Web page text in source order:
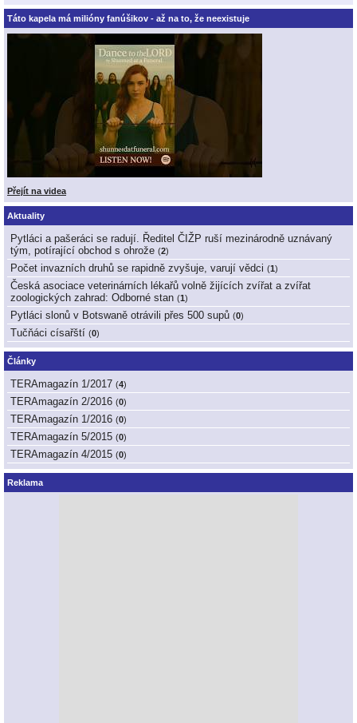
Táto kapela má milióny fanúšikov - až na to, že neexistuje
Přejít na videa
Aktuality
Pytláci a pašeráci se radují. Ředitel ČIŽP ruší mezinárodně uznávaný
tým, potírající obchod s ohrože (2)
Počet invazních druhů se rapidně zvyšuje, varují vědci (1 )
Česká asociace veterinárních lékařů volně žijících zvířat a zvířat
zoologických zahrad: Odborné stan (1 )
Pytláci slonů v Botswaně otrávili přes 500 supů (0)
Tučňáci císařští (0)
Články
TERAmagazín 1/2017 (4)
TERAmagazín 2/2016 (0)
TERAmagazín 1/2016 (0)
TERAmagazín 5/2015 (0)
TERAmagazín 4/2015 (0)
Reklama